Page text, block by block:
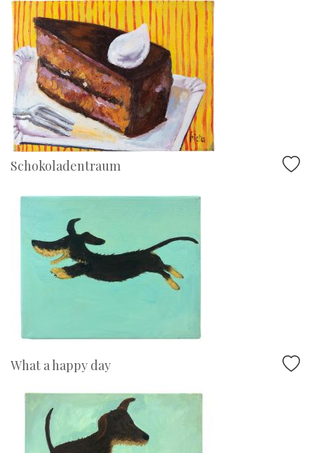
Schokoladentraum
What a happy day